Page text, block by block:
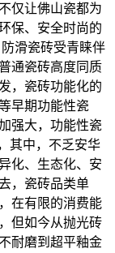
仅让佛山瓷都为
保、安全时尚的
滑瓷砖受青睐伴
通瓷砖高度同质
，瓷砖功能化的
早期功能性瓷
强大，功能性瓷
其中，不乏安华
化、生态化、安
，瓷砖品类单
在有限的消费能
但如今从抛光砖
耐磨到超平釉金